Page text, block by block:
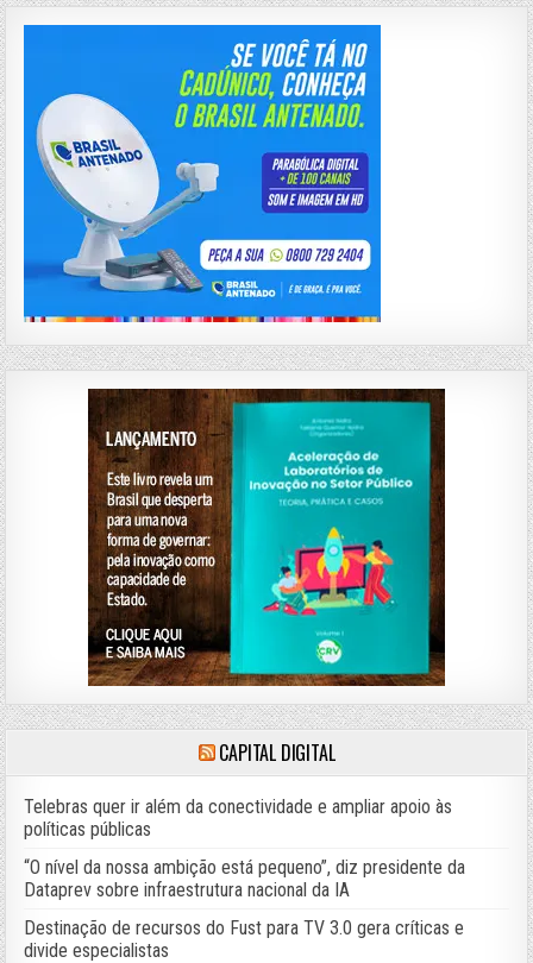
CAPITAL DIGITAL
Telebras quer ir além da conectividade e ampliar apoio às
políticas públicas
“O nível da nossa ambição está pequeno”, diz presidente da
Dataprev sobre infraestrutura nacional da IA
Destinação de recursos do Fust para TV 3.0 gera críticas e
divide especialistas